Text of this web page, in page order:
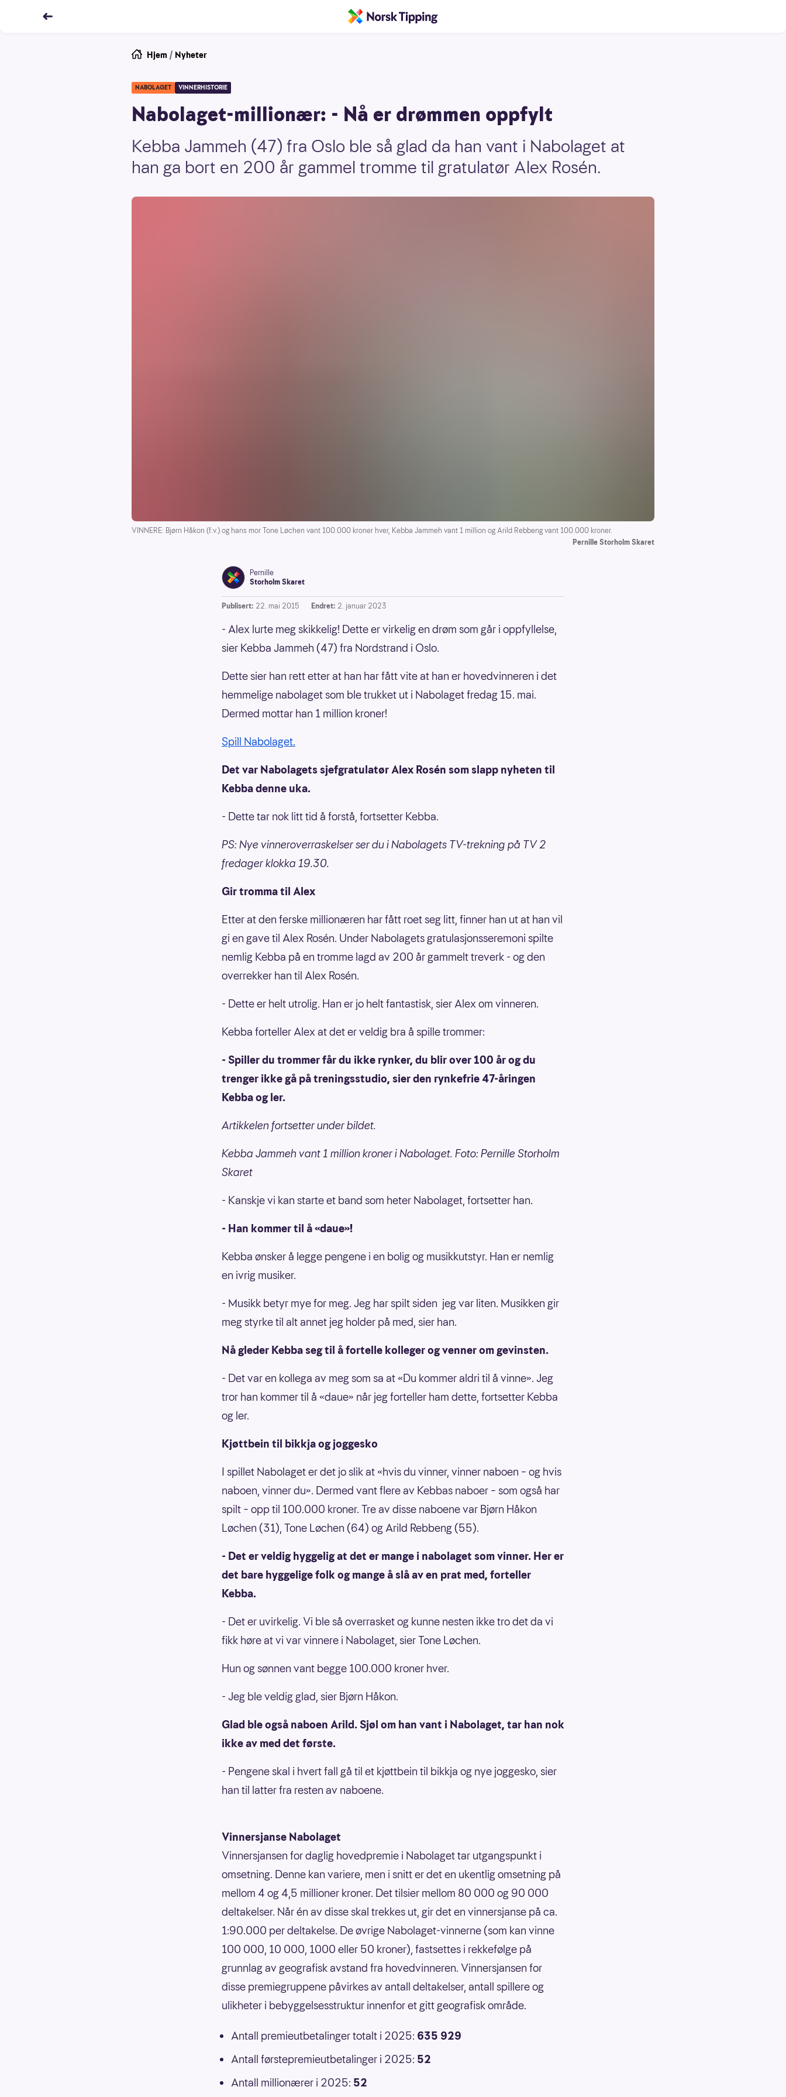
Hjem / Nyheter
NABOLAGET VINNERHISTORIE
Nabolaget-millionær: - Nå er drømmen oppfylt
Kebba Jammeh (47) fra Oslo ble så glad da han vant i Nabolaget at
han ga bort en 200 år gammel tromme til gratulatør Alex Rosén.
VINNERE: Bjørn Håkon (f.v.) og hans mor Tone Løchen vant 100.000 kroner hver, Kebba Jammeh vant 1 million og Arild Rebbeng vant 100.000 kroner.
Pernille Storholm Skaret
Pernille
Storholm Skaret
Publisert: 22. mai 2015 Endret: 2. januar 2023
- Alex lurte meg skikkelig! Dette er virkelig en drøm som går i oppfyllelse,
sier Kebba Jammeh (47) fra Nordstrand i Oslo.
Dette sier han rett etter at han har fått vite at han er hovedvinneren i det
hemmelige nabolaget som ble trukket ut i Nabolaget fredag 15. mai.
Dermed mottar han 1 million kroner!
Spill Nabolaget.
Det var Nabolagets sjefgratulatør Alex Rosén som slapp nyheten til
Kebba denne uka.
- Dette tar nok litt tid å forstå, fortsetter Kebba.
PS: Nye vinneroverraskelser ser du i Nabolagets TV-trekning på TV 2
fredager klokka 19.30.
Gir tromma til Alex
Etter at den ferske millionæren har fått roet seg litt, finner han ut at han vil
gi en gave til Alex Rosén. Under Nabolagets gratulasjonsseremoni spilte
nemlig Kebba på en tromme lagd av 200 år gammelt treverk - og den
overrekker han til Alex Rosén.
- Dette er helt utrolig. Han er jo helt fantastisk, sier Alex om vinneren.
Kebba forteller Alex at det er veldig bra å spille trommer:
- Spiller du trommer får du ikke rynker, du blir over 100 år og du
trenger ikke gå på treningsstudio, sier den rynkefrie 47-åringen
Kebba og ler.
Artikkelen fortsetter under bildet.
Kebba Jammeh vant 1 million kroner i Nabolaget. Foto: Pernille Storholm
Skaret
- Kanskje vi kan starte et band som heter Nabolaget, fortsetter han.
- Han kommer til å «daue»!
Kebba ønsker å legge pengene i en bolig og musikkutstyr. Han er nemlig
en ivrig musiker.
- Musikk betyr mye for meg. Jeg har spilt siden jeg var liten. Musikken gir
meg styrke til alt annet jeg holder på med, sier han.
Nå gleder Kebba seg til å fortelle kolleger og venner om gevinsten.
- Det var en kollega av meg som sa at «Du kommer aldri til å vinne». Jeg
tror han kommer til å «daue» når jeg forteller ham dette, fortsetter Kebba
og ler.
Kjøttbein til bikkja og joggesko
I spillet Nabolaget er det jo slik at «hvis du vinner, vinner naboen – og hvis
naboen, vinner du». Dermed vant flere av Kebbas naboer – som også har
spilt – opp til 100.000 kroner. Tre av disse naboene var Bjørn Håkon
Løchen (31), Tone Løchen (64) og Arild Rebbeng (55).
- Det er veldig hyggelig at det er mange i nabolaget som vinner. Her er
det bare hyggelige folk og mange å slå av en prat med, forteller
Kebba.
- Det er uvirkelig. Vi ble så overrasket og kunne nesten ikke tro det da vi
fikk høre at vi var vinnere i Nabolaget, sier Tone Løchen.
Hun og sønnen vant begge 100.000 kroner hver.
- Jeg ble veldig glad, sier Bjørn Håkon.
Glad ble også naboen Arild. Sjøl om han vant i Nabolaget, tar han nok
ikke av med det første.
- Pengene skal i hvert fall gå til et kjøttbein til bikkja og nye joggesko, sier
han til latter fra resten av naboene.
Vinnersjanse Nabolaget
Vinnersjansen for daglig hovedpremie i Nabolaget tar utgangspunkt i
omsetning. Denne kan variere, men i snitt er det en ukentlig omsetning på
mellom 4 og 4,5 millioner kroner. Det tilsier mellom 80 000 og 90 000
deltakelser. Når én av disse skal trekkes ut, gir det en vinnersjanse på ca.
1:90.000 per deltakelse. De øvrige Nabolaget-vinnerne (som kan vinne
100 000, 10 000, 1000 eller 50 kroner), fastsettes i rekkefølge på
grunnlag av geografisk avstand fra hovedvinneren. Vinnersjansen for
disse premiegruppene påvirkes av antall deltakelser, antall spillere og
ulikheter i bebyggelsesstruktur innenfor et gitt geografisk område.
Antall premieutbetalinger totalt i 2025: 635 929
Antall førstepremieutbetalinger i 2025: 52
Antall millionærer i 2025: 52